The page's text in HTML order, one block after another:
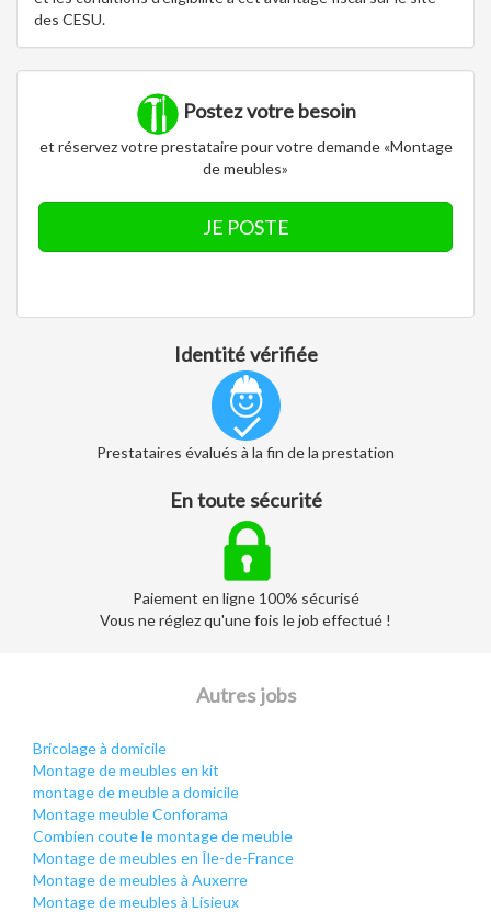
des CESU.
Postez votre besoin
et réservez votre prestataire pour votre demande «Montage
de meubles»
JE POSTE
Identité vérifiée
Prestataires évalués à la fin de la prestation
En toute sécurité
Paiement en ligne 100% sécurisé
Vous ne réglez qu'une fois le job effectué !
Autres jobs
Bricolage à domicile
Montage de meubles en kit
montage de meuble a domicile
Montage meuble Conforama
Combien coute le montage de meuble
Montage de meubles en Île-de-France
Montage de meubles à Auxerre
Montage de meubles à Lisieux